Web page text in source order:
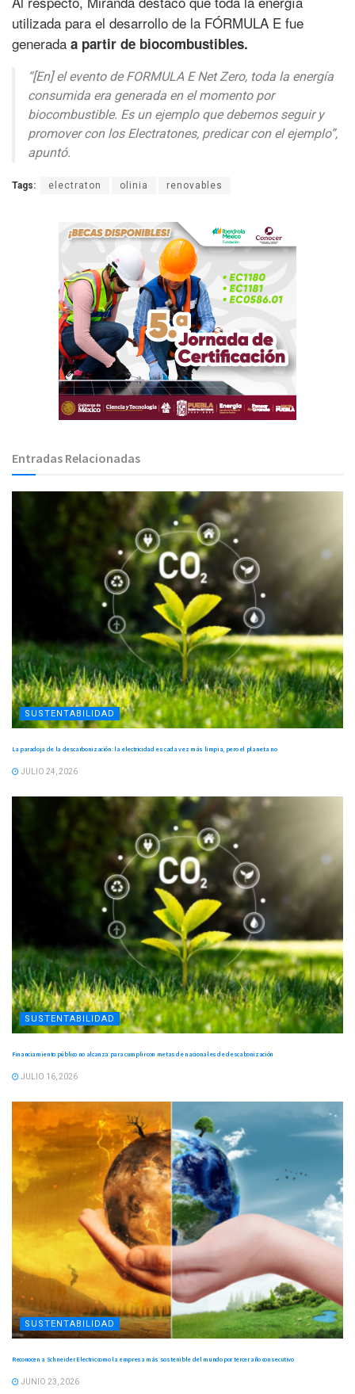
utilizada para el desarrollo de la FÓRMULA E fue
generada a partir de biocombustibles.
“[En] el evento de FORMULA E Net Zero, toda la energía
consumida era generada en el momento por
biocombustible. Es un ejemplo que debemos seguir y
promover con los Electratones, predicar con el ejemplo”,
apuntó.
Tags: electraton olinia renovables
Entradas Relacionadas
SUSTENTABILIDAD
La paradoja de la descarbonización: la electricidad es cada vez más limpia, pero el planeta no
JULIO 24, 2026
SUSTENTABILIDAD
Financiamiento público no alcanza para cumplir con metas de nacionales de descabonización
JULIO 16, 2026
SUSTENTABILIDAD
Reconocen a Schneider Electric como la empresa más sostenible del mundo por tercer año consecutivo
JUNIO 23, 2026